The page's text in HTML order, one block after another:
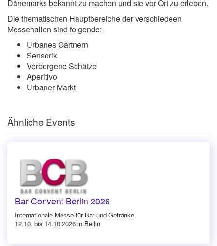
Dänemarks bekannt zu machen und sie vor Ort zu erleben.
Die thematischen Hauptbereiche der verschiedeen
Messehallen sind folgende;
Urbanes Gärtnern
Sensorik
Verborgene Schätze
Aperitivo
Urbaner Markt
Ähnliche Events
Bar Convent Berlin 2026
Internationale Messe für Bar und Getränke
12.10. bis 14.10.2026 in Berlin